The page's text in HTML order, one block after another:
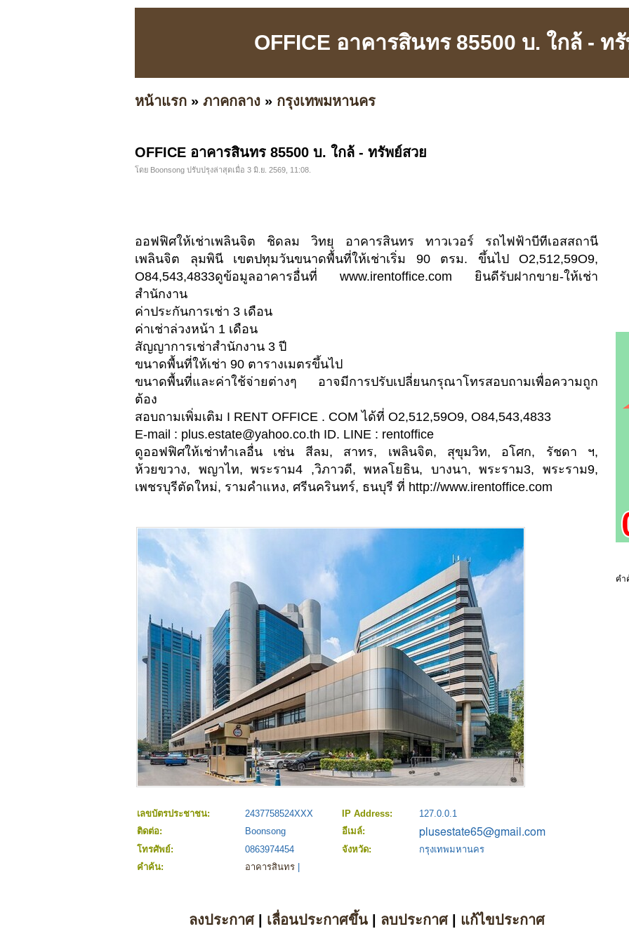
OFFICE อาคารสินทร 85500 บ. ใกล้ - ท
หน้าแรก » ภาคกลาง » กรุงเทพมหานคร
OFFICE อาคารสินทร 85500 บ. ใกล้ - ทรัพย์สวย
โดย Boonsong ปรับปรุงล่าสุดเมื่อ 3 มิ.ย. 2569, 11:08.
ออฟฟิศให้เช่าเพลินจิต ชิดลม วิทยุ อาคารสินทร ทาวเวอร์ รถไฟฟ้าบีทีเอสสถานี
เพลินจิต ลุมพินี เขตปทุมวันขนาดพื้นที่ให้เช่าเริ่ม 90 ตรม. ขึ้นไป O2,512,59O9,
O84,543,4833ดูข้อมูลอาคารอื่นที่ www.irentoffice.com ยินดีรับฝากขาย-ให้เช่า
สำนักงาน
ค่าประกันการเช่า 3 เดือน
ค่าเช่าล่วงหน้า 1 เดือน
สัญญาการเช่าสำนักงาน 3 ปี
ขนาดพื้นที่ให้เช่า 90 ตารางเมตรขึ้นไป
ขนาดพื้นที่และค่าใช้จ่ายต่างๆ อาจมีการปรับเปลี่ยนกรุณาโทรสอบถามเพื่อความถูก
ต้อง
สอบถามเพิ่มเติม I RENT OFFICE . COM ได้ที่ O2,512,59O9, O84,543,4833
E-mail : plus.estate@yahoo.co.th ID. LINE : rentoffice
ดูออฟฟิศให้เช่าทำเลอื่น เช่น สีลม, สาทร, เพลินจิต, สุขุมวิท, อโศก, รัชดา ฯ,
ห้วยขวาง, พญาไท, พระราม4 ,วิภาวดี, พหลโยธิน, บางนา, พระราม3, พระราม9,
เพชรบุรีตัดใหม่, รามคำแหง, ศรีนครินทร์, ธนบุรี ที่ http://www.irentoffice.com
เลขบัตรประชาชน: 2437758524XXX IP Address:
127.0.0.1
ติดต่อ:
Boonsong
อีเมล์:
โทรศัพย์:
0863974454 จังหวัด:
กรุงเทพมหานคร
คำค้น:
อาคารสินทร
ลงประกาศ| เลื่อนประกาศขึ้น| ลบประกาศ| แก้ไขประกาศ
คำ